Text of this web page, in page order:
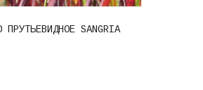
ПРУТЬЕВИДНОЕ SANGRIA